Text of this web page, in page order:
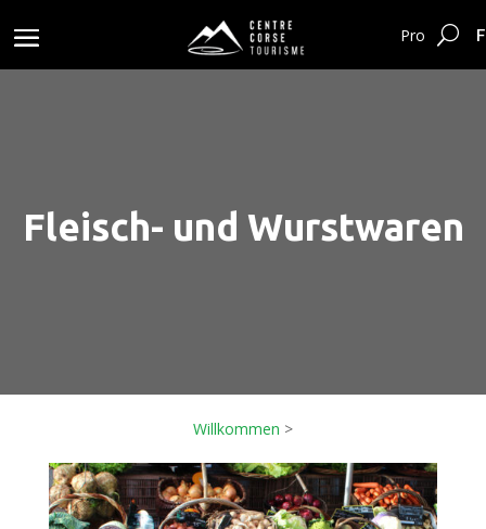
Pro
Fleisch- und Wurstwaren
Willkommen >